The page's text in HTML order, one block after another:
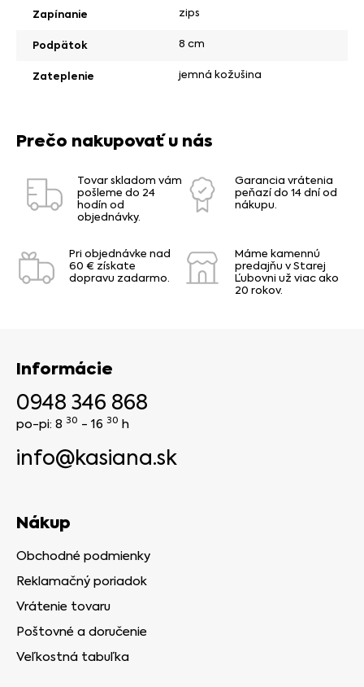
Zapínanie zips
Podpätok 8 cm
Zateplenie jemná kožušina
Prečo nakupovať u nás
Tovar skladom vám
pošleme do 24
hodín od
objednávky.
Garancia vrátenia
peňazí do 14 dní od
nákupu.
Pri objednávke nad
60 € získate
dopravu zadarmo.
Máme kamennú
predajňu v Starej
Ľubovni už viac ako
20 rokov.
Informácie
0948 346 868
po-pi: 8 30 - 16 30 h
info@kasiana.sk
Nákup
Obchodné podmienky
Reklamačný poriadok
Vrátenie tovaru
Poštovné a doručenie
Veľkostná tabuľka